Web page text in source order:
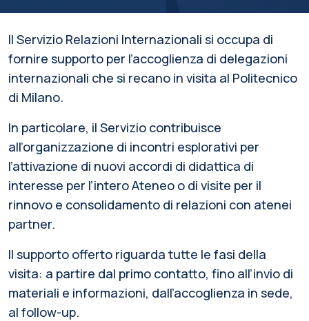
Il Servizio Relazioni Internazionali si occupa di
fornire supporto per l’accoglienza di delegazioni
internazionali che si recano in visita al Politecnico
di Milano.
In particolare, il Servizio contribuisce
all’organizzazione di incontri esplorativi per
l’attivazione di nuovi accordi di didattica di
interesse per l’intero Ateneo o di visite per il
rinnovo e consolidamento di relazioni con atenei
partner.
Il supporto offerto riguarda tutte le fasi della
visita: a partire dal primo contatto, fino all’invio di
materiali e informazioni, dall’accoglienza in sede,
al follow-up.